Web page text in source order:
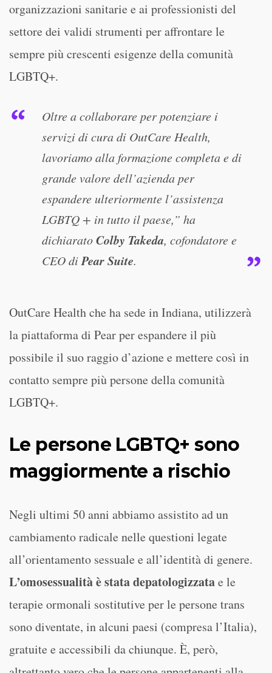
organizzazioni sanitarie e ai professionisti del
settore dei validi strumenti per affrontare le
sempre più crescenti esigenze della comunità
LGBTQ+.
Oltre a collaborare per potenziare i
servizi di cura di OutCare Health,
lavoriamo alla formazione completa e di
grande valore dell’azienda per
espandere ulteriormente l’assistenza
LGBTQ + in tutto il paese,” ha
dichiaratoColby Takeda, cofondatore e
CEO diPear Suite.
OutCare Health che ha sede in Indiana, utilizzerà
la piattaforma di Pear per espandere il più
possibile il suo raggio d’azione e mettere così in
contatto sempre più persone della comunità
LGBTQ+.
Le persone LGBTQ+ sono
maggiormente a rischio
Negli ultimi 50 anni abbiamo assistito ad un
cambiamento radicale nelle questioni legate
all’orientamento sessuale e all’identità di genere.
L’omosessualità è stata depatologizzatae le
terapie ormonali sostitutive per le persone trans
sono diventate, in alcuni paesi (compresa l’Italia),
gratuite e accessibili da chiunque. È, però,